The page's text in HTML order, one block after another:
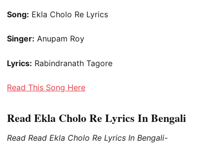
Song: Ekla Cholo Re Lyrics
Singer: Anupam Roy
Lyrics: Rabindranath Tagore
Read This Song Here
Read Ekla Cholo Re Lyrics In Bengali
Read Read Ekla Cholo Re Lyrics In Bengali-